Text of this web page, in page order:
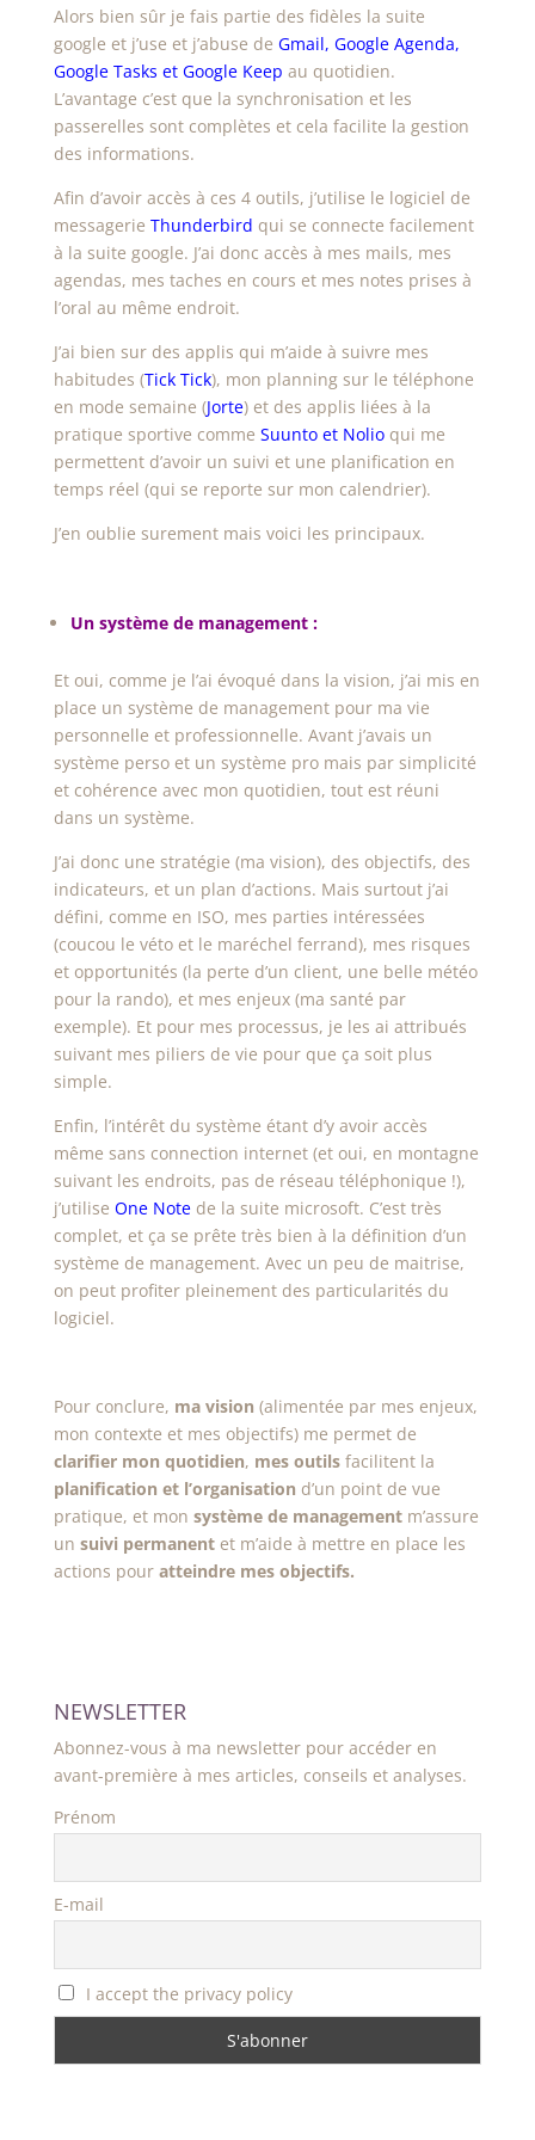
Alors bien sûr je fais partie des fidèles la suite
google et j’use et j’abuse de Gmail, Google Agenda,
Google Tasks et Google Keep au quotidien.
L’avantage c’est que la synchronisation et les
passerelles sont complètes et cela facilite la gestion
des informations.
Afin d’avoir accès à ces 4 outils, j’utilise le logiciel de
messagerie Thunderbird qui se connecte facilement
à la suite google. J’ai donc accès à mes mails, mes
agendas, mes taches en cours et mes notes prises à
l’oral au même endroit.
J’ai bien sur des applis qui m’aide à suivre mes
habitudes (Tick Tick), mon planning sur le téléphone
en mode semaine (Jorte) et des applis liées à la
pratique sportive comme Suunto et Nolioqui me
permettent d’avoir un suivi et une planification en
temps réel (qui se reporte sur mon calendrier).
J’en oublie surement mais voici les principaux.
Un système de management :
Et oui, comme je l’ai évoqué dans la vision, j’ai mis en
place un système de management pour ma vie
personnelle et professionnelle. Avant j’avais un
système perso et un système pro mais par simplicité
et cohérence avec mon quotidien, tout est réuni
dans un système.
J’ai donc une stratégie (ma vision), des objectifs, des
indicateurs, et un plan d’actions. Mais surtout j’ai
défini, comme en ISO, mes parties intéressées
(coucou le véto et le maréchel ferrand), mes risques
et opportunités (la perte d’un client, une belle météo
pour la rando), et mes enjeux (ma santé par
exemple). Et pour mes processus, je les ai attribués
suivant mes piliers de vie pour que ça soit plus
simple.
Enfin, l’intérêt du système étant d’y avoir accès
même sans connection internet (et oui, en montagne
suivant les endroits, pas de réseau téléphonique !),
j’utilise One Notede la suite microsoft. C’est très
complet, et ça se prête très bien à la définition d’un
système de management. Avec un peu de maitrise,
on peut profiter pleinement des particularités du
logiciel.
Pour conclure, ma vision (alimentée par mes enjeux,
mon contexte et mes objectifs) me permet de
clarifier mon quotidien, mes outilsfacilitent la
planification et l’organisation d’un point de vue
pratique, et mon système de managementm’assure
un suivi permanentet m’aide à mettre en place les
actions pouratteindre mes objectifs.
NEWSLETTER
Abonnez-vous à ma newsletter pour accéder en
avant-première à mes articles, conseils et analyses.
Prénom
E-mail
I accept the privacy policy